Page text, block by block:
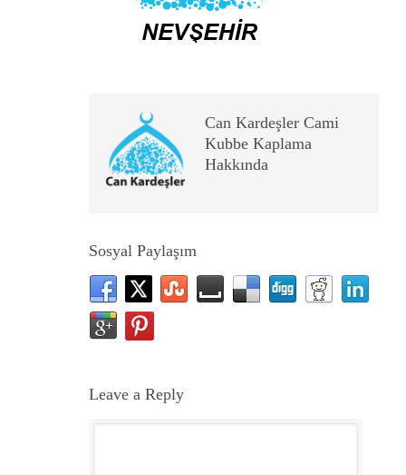
Can Kardeşler Cami
Kubbe Kaplama
Hakkında
Sosyal Paylaşım
Leave a Reply